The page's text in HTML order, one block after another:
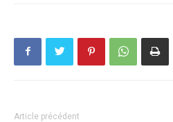
Article précédent